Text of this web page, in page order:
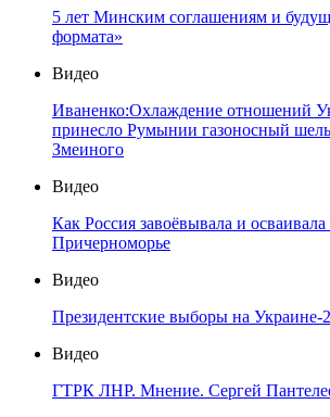
5 лет Минским соглашениям и
формата»
Видео
Иваненко:Охлаждение отношений
принесло Румынии газоносный
Змеиного
Видео
Как Россия завоёвывала и
Причерноморье
Видео
Президентские выборы на Украине-
Видео
ГТРК ЛНР. Мнение. Сергей